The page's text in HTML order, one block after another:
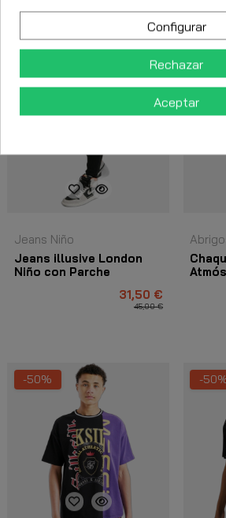
Jeans Niño
Jeans illusive London
Niño con Parche
31,50 €
45,00 €
-30%
-50% -
Configurar
Rechazar
Aceptar